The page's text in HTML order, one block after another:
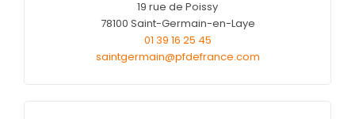
19 rue de Poissy
78100 Saint-Germain-en-Laye
01 39 16 25 45
saintgermain@pfdefrance.com